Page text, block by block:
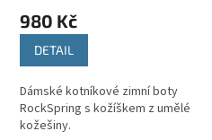
980 Kč
DETAIL
Dámské kotníkové zimní boty
RockSpring s kožíškem z umělé
kožešiny.